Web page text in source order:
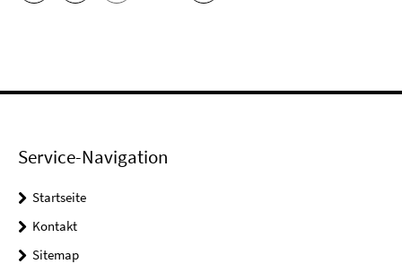
Service-Navigation
Startseite
Kontakt
Sitemap